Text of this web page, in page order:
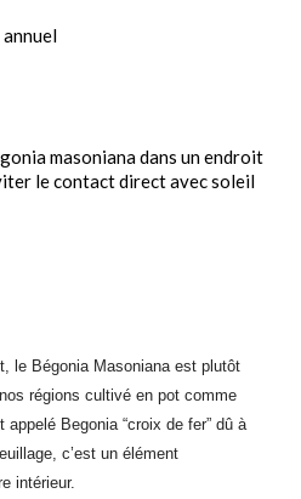
masoniana dans un endroit
le contact direct avec soleil
le Bégonia Masoniana est plutôt
régions cultivé en pot comme
appelé Begonia “croix de fer” dû à
c’est un élément
intérieur.